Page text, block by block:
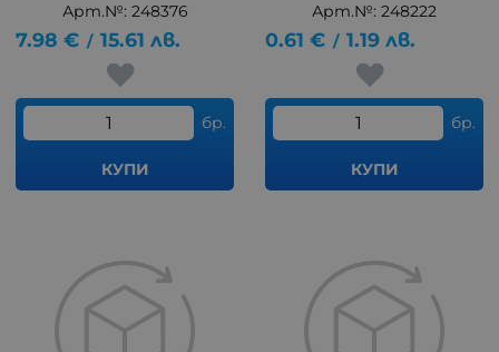
Арт.№: 248376
7.98 € / 15.61 лв.
бр.
КУПИ
Арт.№: 248222
0.61 € / 1.19 лв.
бр.
КУПИ